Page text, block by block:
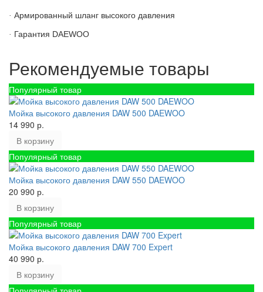
· Армированный шланг высокого давления
· Гарантия DAEWOO
Рекомендуемые товары
Популярный товар
Мойка высокого давления DAW 500 DAEWOO
14 990 р.
В корзину
Популярный товар
Мойка высокого давления DAW 550 DAEWOO
20 990 р.
В корзину
Популярный товар
Мойка высокого давления DAW 700 Expert
40 990 р.
В корзину